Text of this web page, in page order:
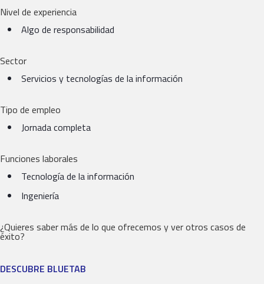
Nivel de experiencia
Algo de responsabilidad
Sector
Servicios y tecnologías de la información
Tipo de empleo
Jornada completa
Funciones laborales
Tecnología de la información
Ingeniería
¿Quieres saber más de lo que ofrecemos y ver otros casos de
éxito?
DESCUBRE BLUETAB